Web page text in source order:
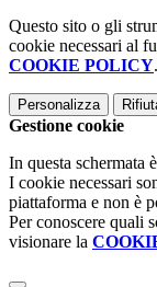
Questo sito o gli
cookie necessari al
COOKIE POLICY.
Personalizza
Gestione cookie
In questa schermata
I cookie necessari
piattaforma e non è
Per conoscere quali
visionare la